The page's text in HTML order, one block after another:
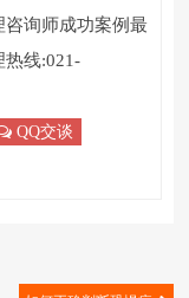
咨询师成功案例最
热线:021-
QQ交谈